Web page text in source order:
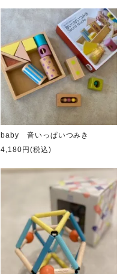
baby 音いっぱいつみき
4,180円(税込)